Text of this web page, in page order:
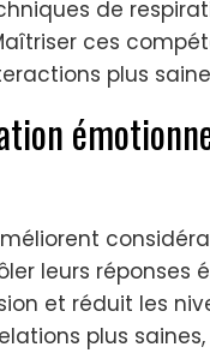
de
ces
plus
leurs réponses
et réduit les
plus